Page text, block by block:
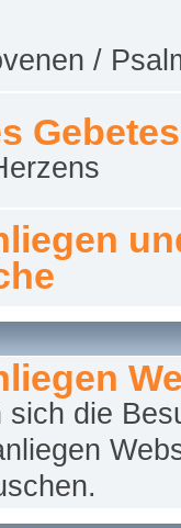
/
Gebetes
sich die